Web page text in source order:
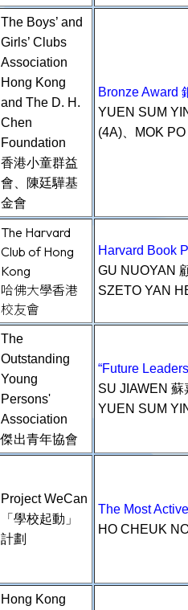
The Boys’ and
Girls’ Clubs
Association
Hong Kong
and The D. H.
Chen
Foundation
香港小童群益
會、陳廷驊基
金會
Bronze Award
YUEN SUM
(4A)、MOK
The Harvard
Club of Hong
Kong
哈佛大學香港
校友會
Harvard Book
GU NUOYAN
SZETO YAN
The
Outstanding
Young
Persons'
Association
傑出青年協會
“Future
SU JIAWEN
YUEN SUM
Project WeCan
「學校起動」
計劃
The Most
HO CHEUK
Hong Kong